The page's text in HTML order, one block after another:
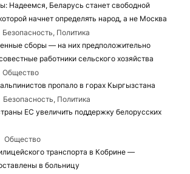
Надеемся, Беларусь станет свободной
начнет определять народ, а не Москва
Безопасность, Политика
сборы — на них предположительно
работники сельского хозяйства
Общество
пропало в горах Кыргызстана
Безопасность, Политика
ЕС увеличить поддержку белорусских
Общество
транспорта в Кобрине —
в больницу